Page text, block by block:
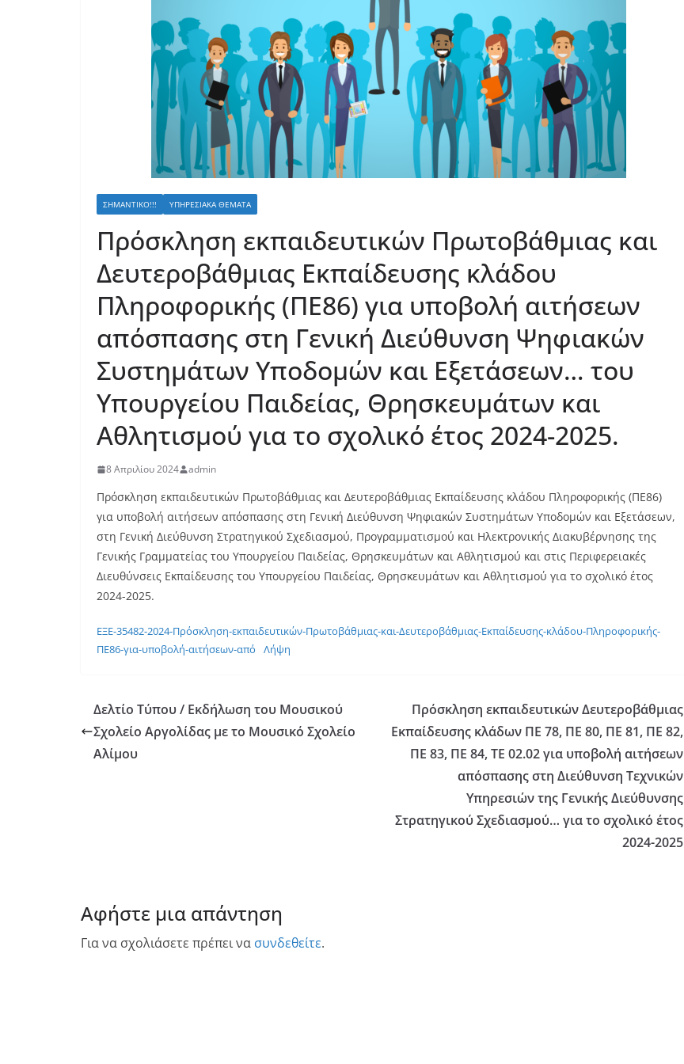
ΣΗΜΑΝΤΙΚΌ!!! ΥΠΗΡΕΣΙΑΚΆ ΘΈΜΑΤΑ
Πρόσκληση εκπαιδευτικών Πρωτοβάθμιας και
Δευτεροβάθμιας Εκπαίδευσης κλάδου
Πληροφορικής (ΠΕ86) για υποβολή αιτήσεων
απόσπασης στη Γενική Διεύθυνση Ψηφιακών
Συστημάτων Υποδομών και Εξετάσεων… του
Υπουργείου Παιδείας, Θρησκευμάτων και
Αθλητισμού για το σχολικό έτος 2024-2025.
8 Απριλίου 2024 admin
Πρόσκληση εκπαιδευτικών Πρωτοβάθμιας και Δευτεροβάθμιας Εκπαίδευσης κλάδου Πληροφορικής (ΠΕ86)
για υποβολή αιτήσεων απόσπασης στη Γενική Διεύθυνση Ψηφιακών Συστημάτων Υποδομών και Εξετάσεων,
στη Γενική Διεύθυνση Στρατηγικού Σχεδιασμού, Προγραμματισμού και Ηλεκτρονικής Διακυβέρνησης της
Γενικής Γραμματείας του Υπουργείου Παιδείας, Θρησκευμάτων και Αθλητισμού και στις Περιφερειακές
Διευθύνσεις Εκπαίδευσης του Υπουργείου Παιδείας, Θρησκευμάτων και Αθλητισμού για το σχολικό έτος
2024-2025.
ΕΞΕ-35482-2024-Πρόσκληση-εκπαιδευτικών-Πρωτοβάθμιας-και-Δευτεροβάθμιας-Εκπαίδευσης-κλάδου-Πληροφορικής-
ΠΕ86-για-υποβολή-αιτήσεων-από
Λήψη
Δελτίο Τύπου / Εκδήλωση του Μουσικού
Σχολείο Αργολίδας με το Μουσικό Σχολείο
Αλίμου
Πρόσκληση εκπαιδευτικών Δευτεροβάθμιας
Εκπαίδευσης κλάδων ΠΕ 78, ΠΕ 80, ΠΕ 81, ΠΕ 82,
ΠΕ 83, ΠΕ 84, ΤΕ 02.02 για υποβολή αιτήσεων
απόσπασης στη Διεύθυνση Τεχνικών
Υπηρεσιών της Γενικής Διεύθυνσης
Στρατηγικού Σχεδιασμού… για το σχολικό έτος
2024-2025
Αφήστε μια απάντηση
Για να σχολιάσετε πρέπει να συνδεθείτε.